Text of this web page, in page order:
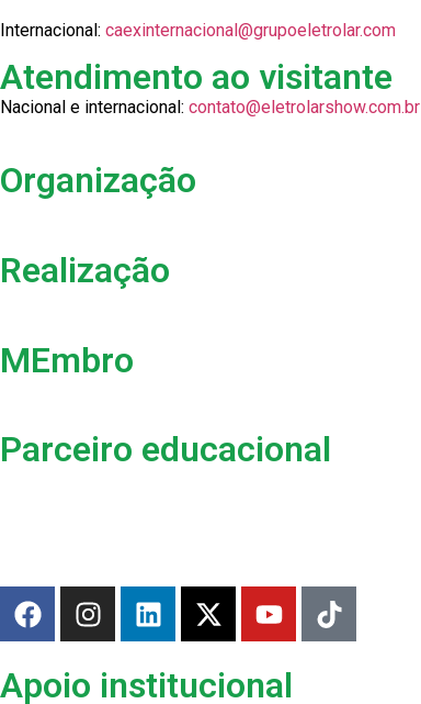
Internacional: caexinternacional@grupoeletrolar.com
Atendimento ao visitante
Nacional e internacional: contato@eletrolarshow.com.br
Organização
Realização
MEmbro
Parceiro educacional
Apoio institucional